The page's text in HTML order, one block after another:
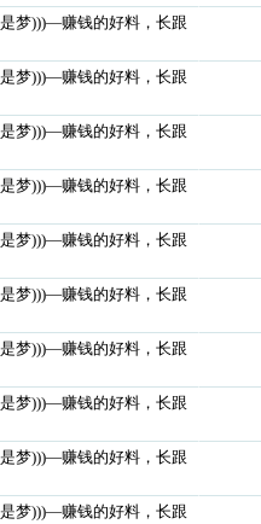
是梦)))—赚钱的好料，长跟
是梦)))—赚钱的好料，长跟
是梦)))—赚钱的好料，长跟
是梦)))—赚钱的好料，长跟
是梦)))—赚钱的好料，长跟
是梦)))—赚钱的好料，长跟
是梦)))—赚钱的好料，长跟
是梦)))—赚钱的好料，长跟
是梦)))—赚钱的好料，长跟
是梦)))—赚钱的好料，长跟